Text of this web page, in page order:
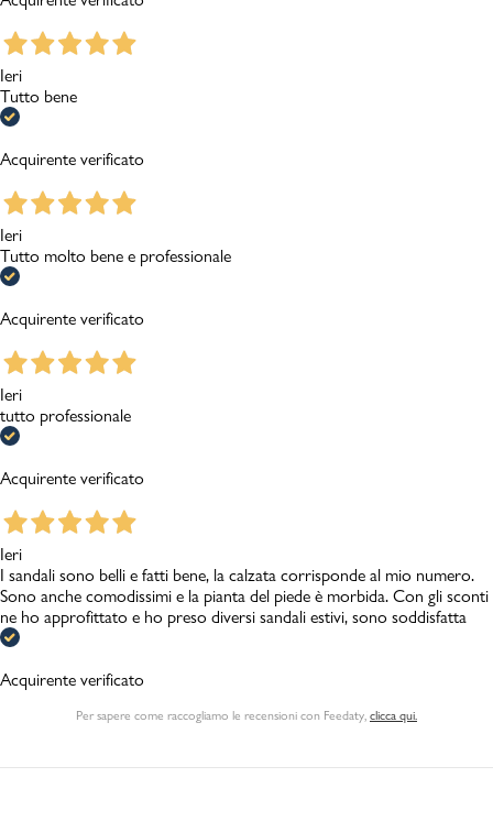
Ieri
Tutto bene
Acquirente verificato
Ieri
Tutto molto bene e professionale
Acquirente verificato
Ieri
tutto professionale
Acquirente verificato
Ieri
I sandali sono belli e fatti bene, la calzata corrisponde al mio numero.
Sono anche comodissimi e la pianta del piede è morbida. Con gli sconti
ne ho approfittato e ho preso diversi sandali estivi, sono soddisfatta
Acquirente verificato
Per sapere come raccogliamo le recensioni con Feedaty, clicca qui.